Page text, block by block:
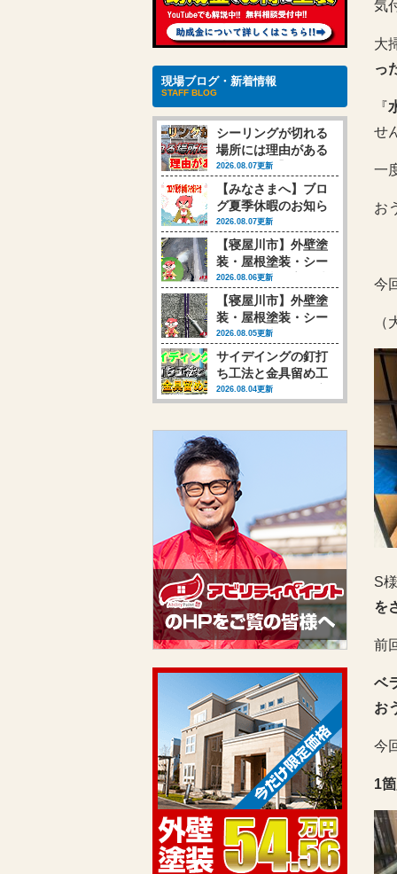
気
大
っ
『
せ
一
お
今
S
を
前
ベ
お
今
1
現場ブログ・新着情報
STAFF BLOG
シーリングが切れる
場所には理由がある
【動画あり】
2026.08.07更新
【みなさまへ】ブロ
グ夏季休暇のお知ら
せ
2026.08.07更新
【寝屋川市】外壁塗
装・屋根塗装・シー
リング工事 高圧洗
浄行いました
2026.08.06更新
【寝屋川市】外壁塗
装・屋根塗装・シー
リング工事 シーリ
ング工事行いました
(‘◇’)ゞ
2026.08.05更新
サイデイングの釘打
ち工法と金具留め工
法、それによって変
わる塗装時の対応
2026.08.04更新